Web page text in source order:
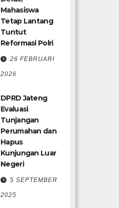
Mahasiswa
Tetap Lantang
Tuntut
Reformasi Polri
26 FEBRUARI
2026
DPRD Jateng
Evaluasi
Tunjangan
Perumahan dan
Hapus
Kunjungan Luar
Negeri
5 SEPTEMBER
2025